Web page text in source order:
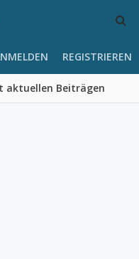
aktuellen Beiträgen
REGISTRIEREN